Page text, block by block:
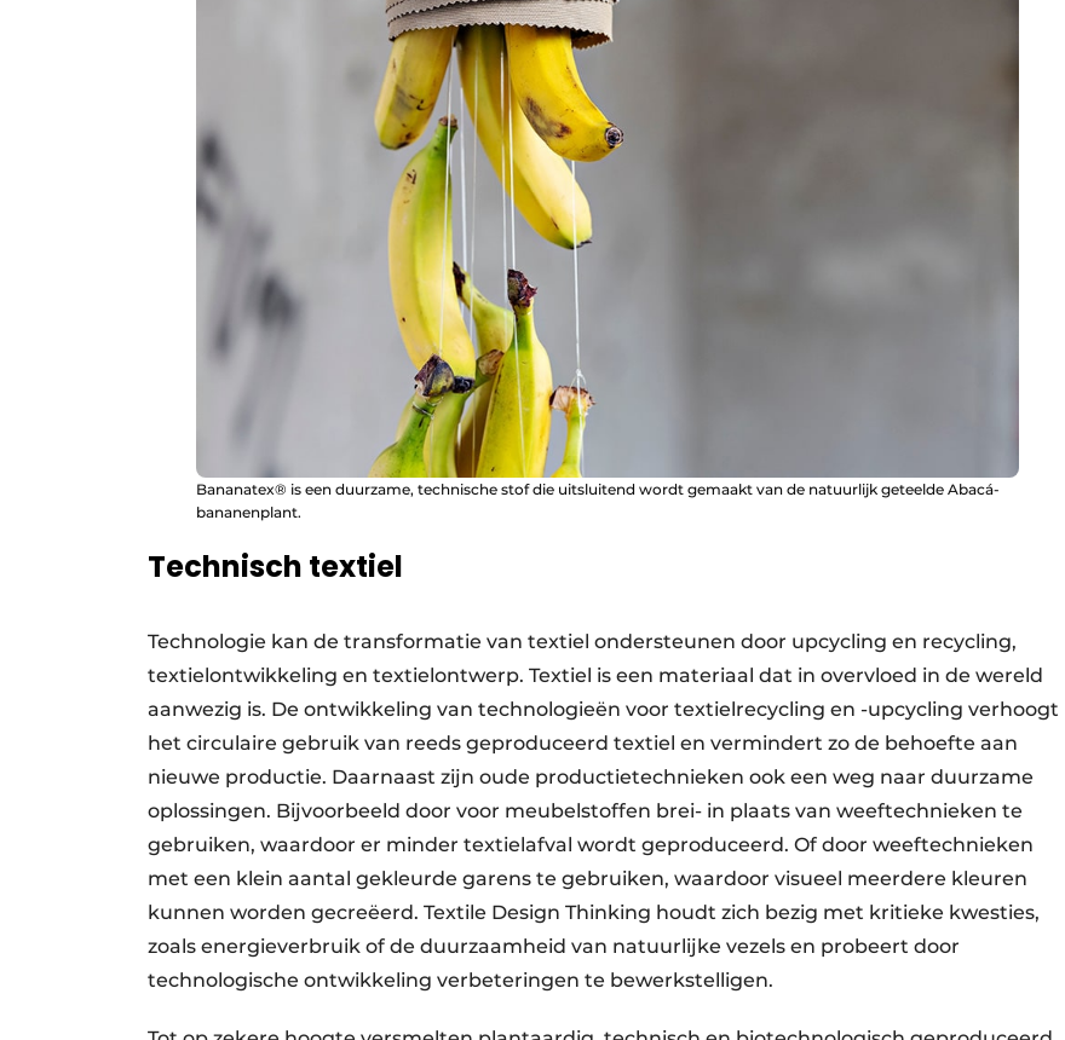
Bananatex® is een duurzame, technische stof die uitsluitend wordt gemaakt van de natuurlijk geteelde Abacá-
bananenplant.
Technisch textiel
Technologie kan de transformatie van textiel ondersteunen door upcycling en recycling,
textielontwikkeling en textielontwerp. Textiel is een materiaal dat in overvloed in de wereld
aanwezig is. De ontwikkeling van technologieën voor textielrecycling en -upcycling verhoogt
het circulaire gebruik van reeds geproduceerd textiel en vermindert zo de behoefte aan
nieuwe productie. Daarnaast zijn oude productietechnieken ook een weg naar duurzame
oplossingen. Bijvoorbeeld door voor meubelstoffen brei- in plaats van weeftechnieken te
gebruiken, waardoor er minder textielafval wordt geproduceerd. Of door weeftechnieken
met een klein aantal gekleurde garens te gebruiken, waardoor visueel meerdere kleuren
kunnen worden gecreëerd. Textile Design Thinking houdt zich bezig met kritieke kwesties,
zoals energieverbruik of de duurzaamheid van natuurlijke vezels en probeert door
technologische ontwikkeling verbeteringen te bewerkstelligen.